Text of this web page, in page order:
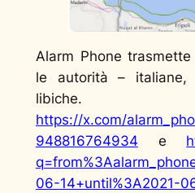
Alarm Phone
le autorità – italiane,
libiche.
https://x.com/
948816764934 e
06-14+until%3A2021-